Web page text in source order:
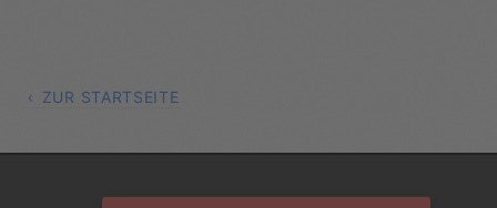
ZUR STARTSEITE